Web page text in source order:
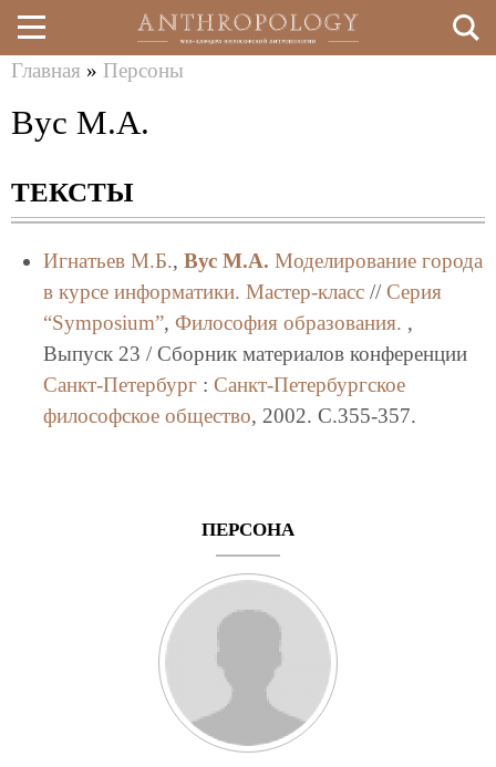
Перейти
к
содержанию
здесь
Главная » Персоны
Вус М.А.
ТЕКСТЫ
Игнатьев М.Б., Вус М.А. Моделирование города
в курсе информатики. Мастер-класс// Серия
“Symposium”, Философия образования. ,
Выпуск 23 / Сборник материалов конференции
Санкт-Петербург: Санкт-Петербургское
философское общество, 2002. C.355-357.
ПЕРСОНА